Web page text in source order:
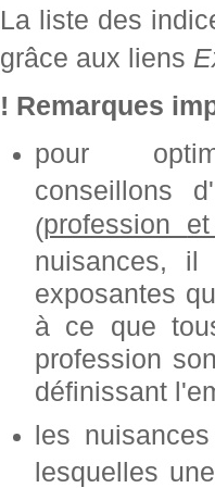
La liste des
grâce aux liens
! Remarques
pour
conseillons
(profession
nuisances, il
exposantes
à ce que
profession
définissant
les
lesquelles